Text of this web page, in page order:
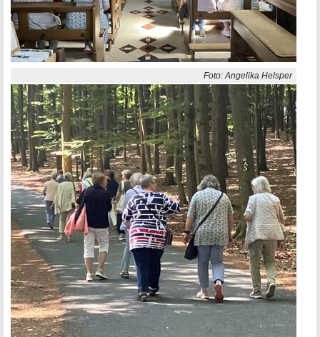
Foto: Angelika Helsper